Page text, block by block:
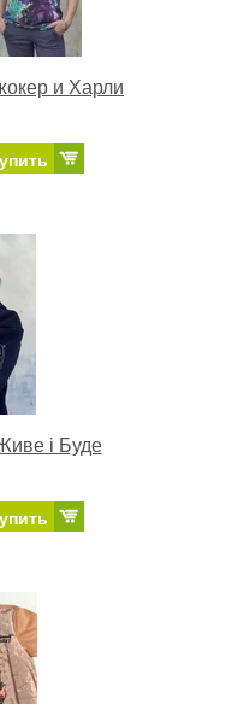
и Харли
і Буде